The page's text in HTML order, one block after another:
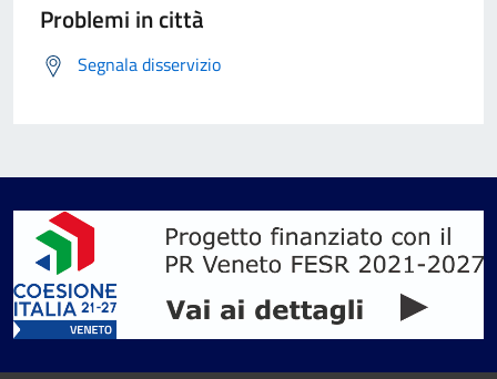
Problemi in città
Segnala disservizio